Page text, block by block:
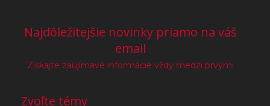
Najdôležitejšie novinky priamo na váš
email
Získajte zaujímavé informácie vždy medzi prvými
Zvoľte témy